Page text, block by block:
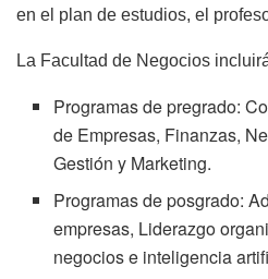
en el plan de estudios, el
La Facultad de Negocios
Programas de pregrado:
de Empresas, Finanzas,
Gestión y Marketing.
Programas de posgrado:
empresas, Liderazgo
negocios e inteligencia